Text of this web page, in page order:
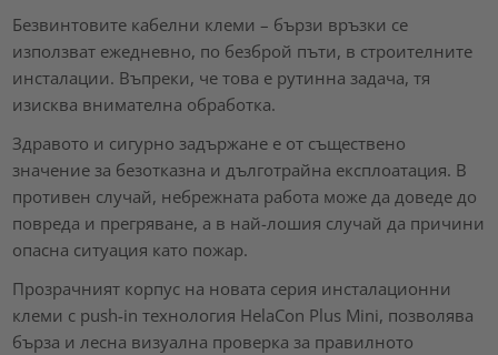
Безвинтовите кабелни клеми – бързи връзки се
използват ежедневно, по безброй пъти, в строителните
инсталации. Въпреки, че това е рутинна задача, тя
изисква внимателна обработка.
Здравото и сигурно задържане е от съществено
значение за безотказна и дълготрайна експлоатация. В
противен случай, небрежната работа може да доведе до
повреда и прегряване, а в най-лошия случай да причини
опасна ситуация като пожар.
Прозрачният корпус на новата серия инсталационни
клеми с push-in технология HelaCon Plus Mini, позволява
бърза и лесна визуална проверка за правилното